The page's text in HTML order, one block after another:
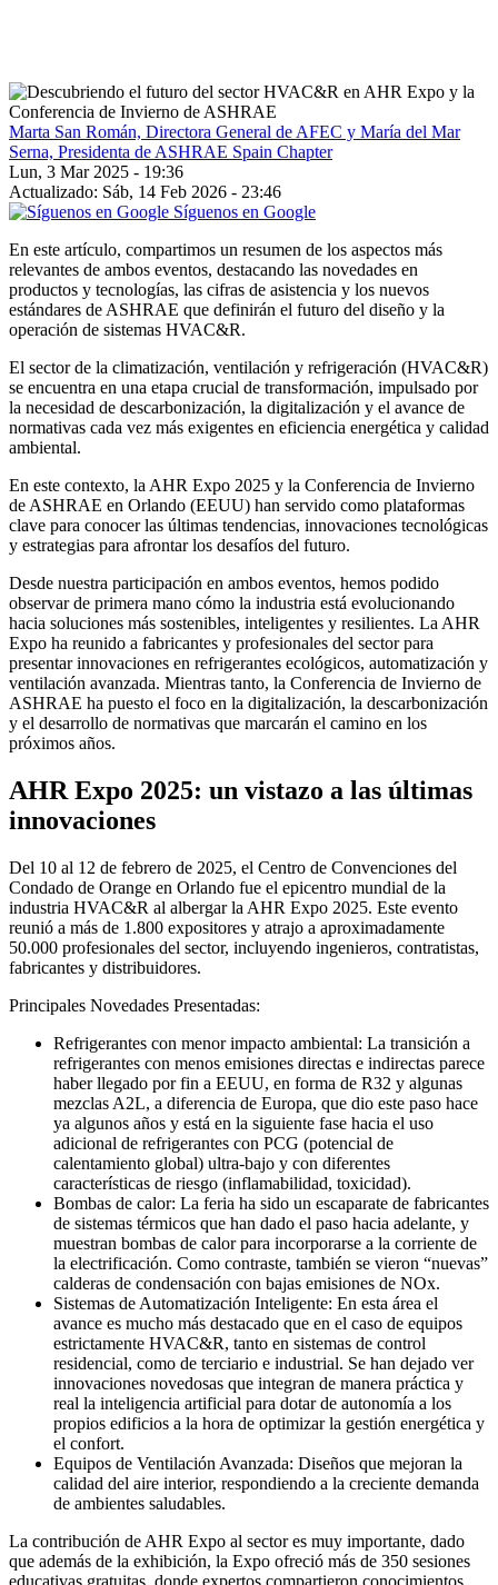
Marta San Román, Directora General de AFEC y María del Mar
Serna, Presidenta de ASHRAE Spain Chapter
Lun, 3 Mar 2025 - 19:36
Actualizado: Sáb, 14 Feb 2026 - 23:46
Síguenos en Google
En este artículo, compartimos un resumen de los aspectos más
relevantes de ambos eventos, destacando las novedades en
productos y tecnologías, las cifras de asistencia y los nuevos
estándares de ASHRAE que definirán el futuro del diseño y la
operación de sistemas HVAC&R.
El sector de la climatización, ventilación y refrigeración (HVAC&R)
se encuentra en una etapa crucial de transformación, impulsado por
la necesidad de descarbonización, la digitalización y el avance de
normativas cada vez más exigentes en eficiencia energética y calidad
ambiental.
En este contexto, la AHR Expo 2025 y la Conferencia de Invierno
de ASHRAE en Orlando (EEUU) han servido como plataformas
clave para conocer las últimas tendencias, innovaciones tecnológicas
y estrategias para afrontar los desafíos del futuro.
Desde nuestra participación en ambos eventos, hemos podido
observar de primera mano cómo la industria está evolucionando
hacia soluciones más sostenibles, inteligentes y resilientes. La AHR
Expo ha reunido a fabricantes y profesionales del sector para
presentar innovaciones en refrigerantes ecológicos, automatización y
ventilación avanzada. Mientras tanto, la Conferencia de Invierno de
ASHRAE ha puesto el foco en la digitalización, la descarbonización
y el desarrollo de normativas que marcarán el camino en los
próximos años.
AHR Expo 2025: un vistazo a las últimas
innovaciones
Del 10 al 12 de febrero de 2025, el Centro de Convenciones del
Condado de Orange en Orlando fue el epicentro mundial de la
industria HVAC&R al albergar la AHR Expo 2025. Este evento
reunió a más de 1.800 expositores y atrajo a aproximadamente
50.000 profesionales del sector, incluyendo ingenieros, contratistas,
fabricantes y distribuidores.
Principales Novedades Presentadas:
Refrigerantes con menor impacto ambiental: La transición a
refrigerantes con menos emisiones directas e indirectas parece
haber llegado por fin a EEUU, en forma de R32 y algunas
mezclas A2L, a diferencia de Europa, que dio este paso hace
ya algunos años y está en la siguiente fase hacia el uso
adicional de refrigerantes con PCG (potencial de
calentamiento global) ultra-bajo y con diferentes
características de riesgo (inflamabilidad, toxicidad).
Bombas de calor: La feria ha sido un escaparate de fabricantes
de sistemas térmicos que han dado el paso hacia adelante, y
muestran bombas de calor para incorporarse a la corriente de
la electrificación. Como contraste, también se vieron “nuevas”
calderas de condensación con bajas emisiones de NOx.
Sistemas de Automatización Inteligente: En esta área el
avance es mucho más destacado que en el caso de equipos
estrictamente HVAC&R, tanto en sistemas de control
residencial, como de terciario e industrial. Se han dejado ver
innovaciones novedosas que integran de manera práctica y
real la inteligencia artificial para dotar de autonomía a los
propios edificios a la hora de optimizar la gestión energética y
el confort.
Equipos de Ventilación Avanzada: Diseños que mejoran la
calidad del aire interior, respondiendo a la creciente demanda
de ambientes saludables.
La contribución de AHR Expo al sector es muy importante, dado
que además de la exhibición, la Expo ofreció más de 350 sesiones
educativas gratuitas, donde expertos compartieron conocimientos